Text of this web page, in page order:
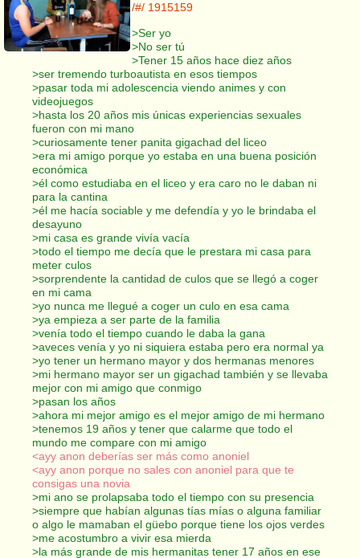
/#/ 1915159
>Ser yo
>No ser tú
>Tener 15 años hace diez años
>ser tremendo turboautista en esos tiempos
>pasar toda mi adolescencia viendo animes y con
videojuegos
>hasta los 20 años mis únicas experiencias sexuales
fueron con mi mano
>curiosamente tener panita gigachad del liceo
>era mi amigo porque yo estaba en una buena posición
económica
>él como estudiaba en el liceo y era caro no le daban ni
para la cantina
>él me hacía sociable y me defendía y yo le brindaba el
desayuno
>mi casa es grande vivía vacía
>todo el tiempo me decía que le prestara mi casa para
meter culos
>sorprendente la cantidad de culos que se llegó a coger
en mi cama
>yo nunca me llegué a coger un culo en esa cama
>ya empieza a ser parte de la familia
>venía todo el tiempo cuando le daba la gana
>aveces venía y yo ni siquiera estaba pero era normal ya
>yo tener un hermano mayor y dos hermanas menores
>mi hermano mayor ser un gigachad también y se llevaba
mejor con mi amigo que conmigo
>pasan los años
>ahora mi mejor amigo es el mejor amigo de mi hermano
>tenemos 19 años y tener que calarme que todo el
mundo me compare con mi amigo
<ayy anon deberías ser más como anoniel
<ayy anon porque no sales con anoniel para que te
consigas una novia
>mi ano se prolapsaba todo el tiempo con su presencia
>siempre que habían algunas tías mías o alguna familiar
o algo le mamaban el güebo porque tiene los ojos verdes
>me acostumbro a vivir esa mierda
>la más grande de mis hermanitas tener 17 años en ese